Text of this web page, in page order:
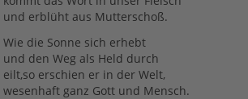
und erblüht aus Mutterschoß.
Wie die Sonne sich erhebt
und den Weg als Held durch
eilt,so erschien er in der Welt,
wesenhaft ganz Gott und Mensch.